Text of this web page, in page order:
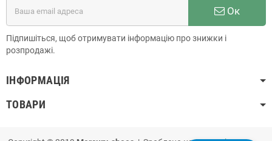
Ок
Підпишіться, щоб отримувати інформацію про знижки і
розпродажі.
ІНФОРМАЦІЯ
ТОВАРИ